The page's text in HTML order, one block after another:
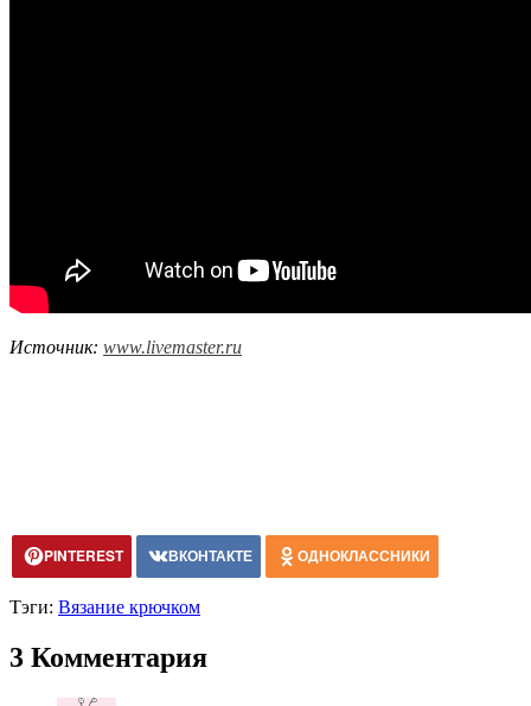
Источник: www.livemaster.ru
PINTEREST ВКОНТАКТЕ ОДНОКЛАССНИКИ
Тэги: Вязание крючком
3 Комментария